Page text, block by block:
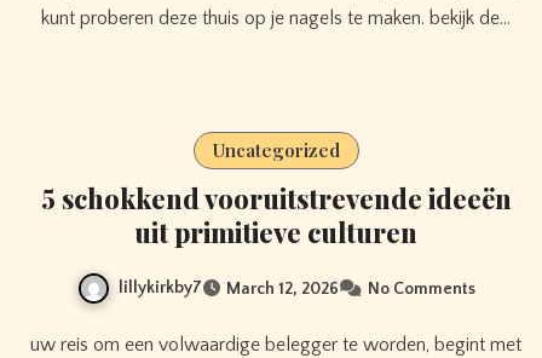
kunt proberen deze thuis op je nagels te maken. bekijk de…
Uncategorized
5 schokkend vooruitstrevende ideeën
uit primitieve culturen
lillykirkby7 March 12, 2026 No Comments
uw reis om een ​​volwaardige belegger te worden, begint met